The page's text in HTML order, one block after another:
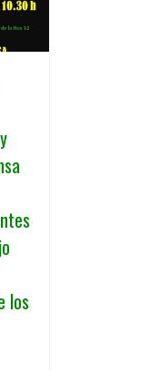
los